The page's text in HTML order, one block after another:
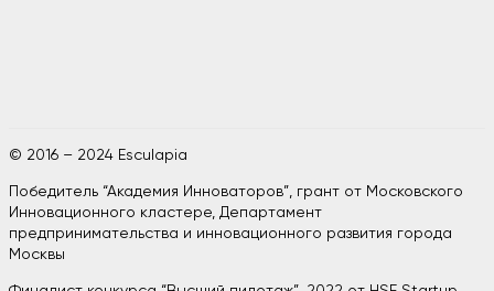
© 2016 – 2024 Esculapia
Победитель “Академия Инноваторов”, грант от Московского
Инновационного кластере, Департамент
предпринимательства и инновационного развития города
Москвы